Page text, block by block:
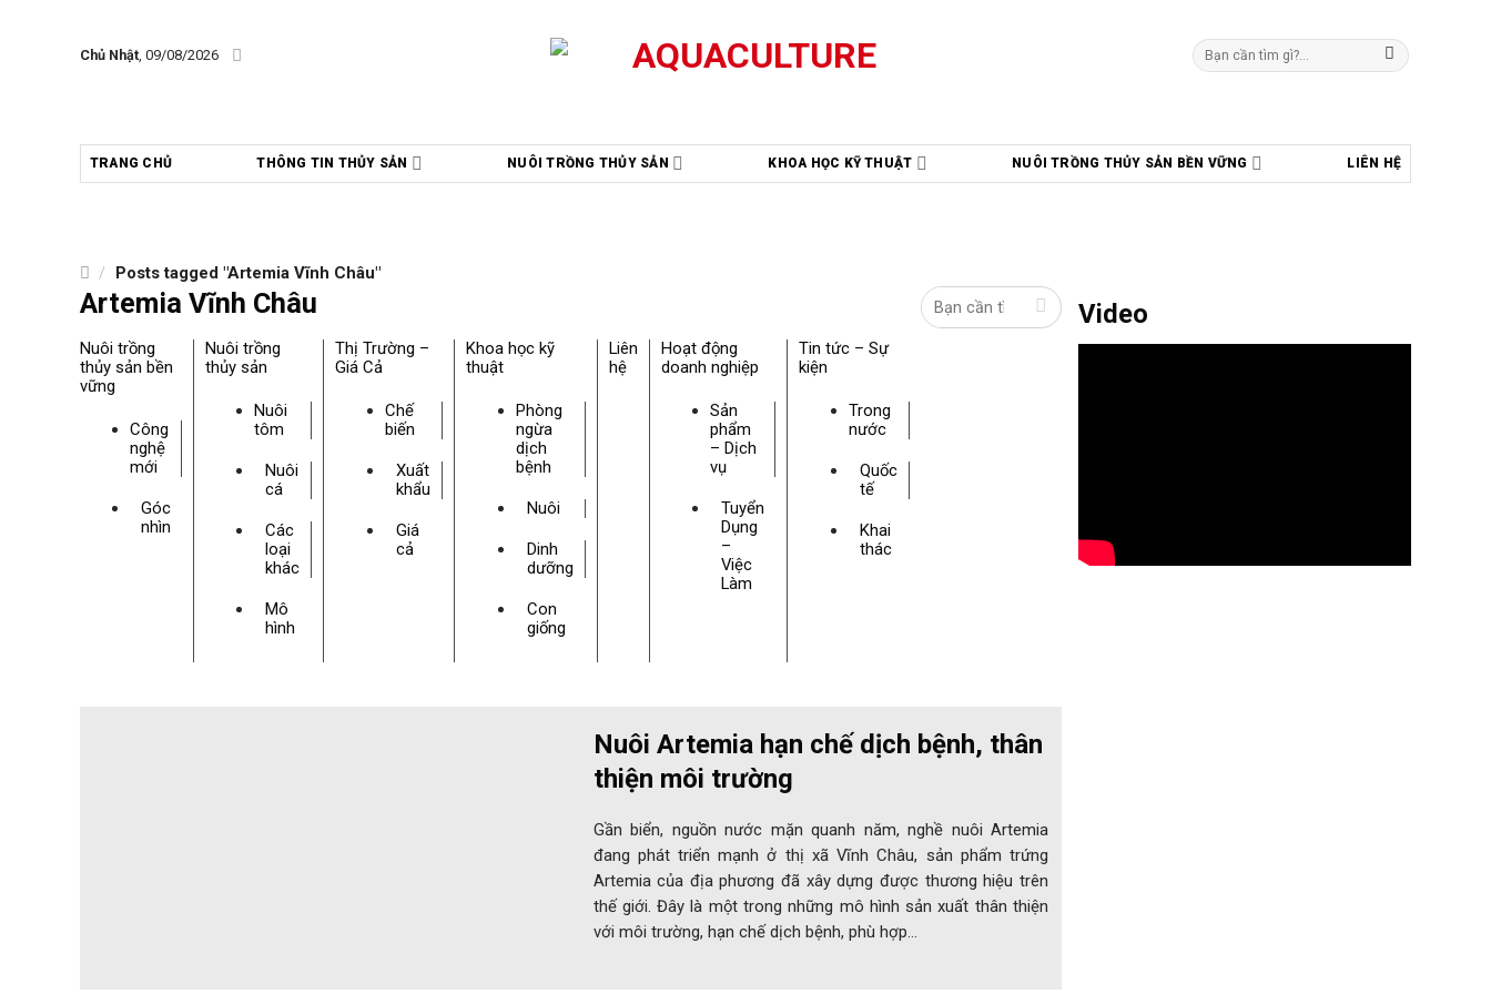
Chủ Nhật, 09/08/2026
Tìm
kiếm:
TRANG CHỦ THÔNG TIN THỦY SẢN NUÔI TRỒNG THỦY SẢN KHOA HỌC KỸ THUẬT NUÔI TRỒNG THỦY SẢN BỀN VỮNG LIÊN HỆ
/ Posts tagged "Artemia Vĩnh Châu"
Artemia Vĩnh Châu
Nuôi trồng
thủy sản bền
vững
Công
nghệ
mới
Góc
nhìn
Nuôi trồng
thủy sản
Nuôi
tôm
Nuôi
cá
Các
loại
khác
Mô
hình
Thị Trường –
Giá Cả
Chế
biến
Xuất
khẩu
Giá
cả
Khoa học kỹ
thuật
Phòng
ngừa
dịch
bệnh
Nuôi
Dinh
dưỡng
Con
giống
Liên
hệ
Hoạt động
doanh nghiệp
Sản
phẩm
– Dịch
vụ
Tuyển
Dụng
–
Việc
Làm
Tin tức – Sự
kiện
Trong
nước
Quốc
tế
Khai
thác
Nuôi Artemia hạn chế dịch bệnh, thân
thiện môi trường
Gần biển, nguồn nước mặn quanh năm, nghề nuôi Artemia
đang phát triển mạnh ở thị xã Vĩnh Châu, sản phẩm trứng
Artemia của địa phương đã xây dựng được thương hiệu trên
thế giới. Đây là một trong những mô hình sản xuất thân thiện
với môi trường, hạn chế dịch bệnh, phù hợp…
Video